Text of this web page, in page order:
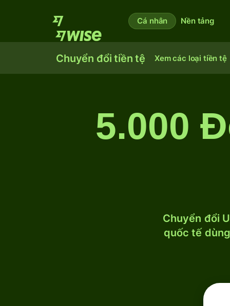
Cá nhân Nền tảng
Chuyển đổi tiền tệ Xem các loại tiền tệ
5.000
Chuyển đổi
quốc tế